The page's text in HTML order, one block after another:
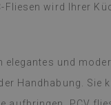
wird Ihrer
elegantes und
Handhabung. Sie